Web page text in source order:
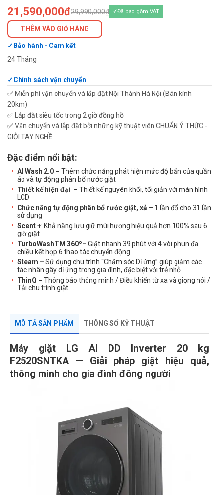
21,590,000đ29,990,000₫ Đã bao gồm VAT
THÊM VÀO GIỎ HÀNG
Bảo hành - Cam kết
24 Tháng
Chính sách vận chuyển
✅ Miễn phí vận chuyển và lắp đặt Nội Thành Hà Nội (Bán kính
20km)
✅ Lắp đặt siêu tốc trong 2 giờ đồng hồ
✅ Vận chuyển và lắp đặt bởi những kỹ thuật viên CHUẨN Ý THỨC -
GIỎI TAY NGHỀ
Đặc điểm nổi bật:
AI Wash 2.0 – Thêm chức năng phát hiện mức độ bẩn của quần
áo và tự động phân bổ nước giặt
Thiết kế hiện đại – Thiết kế nguyên khối, tối giản với màn hình
LCD
Chức năng tựđộng phân bổ nước giặt, xả – 1 lần đổ cho 31 lần
sử dụng
Scent+: Khả năng lưu giữ mùi hương hiệu quả hơn 100% sau 6
giờ giặt
TurboWashTM 360º– Giặt nhanh 39 phút với 4 vòi phun đa
chiều kết hợp 6 thao tác chuyển động
Steam – Sử dụng chu trình “Chăm sóc Dị ứng” giúp giảm các
tác nhân gây dị ứng trong gia đình, đặc biệt với trẻ nhỏ
ThinQ – Thông báo thông minh / Điều khiển từ xa và giọng nói /
Tải chu trình giặt
MÔ TẢ SẢN PHẨM THÔNG SỐ KỸ THUẬT
Máy giặt LG AI DD Inverter 20 kg
F2520SNTKA — Giải pháp giặt hiệu quả,
thông minh cho gia đình đông người